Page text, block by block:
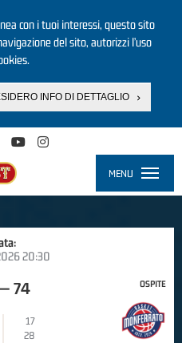
con i tuoi interessi, questo sito
del sito, autorizzi l’uso
INFO DI DETTAGLIO
MENU
20:30
74
17
28
OSPITE